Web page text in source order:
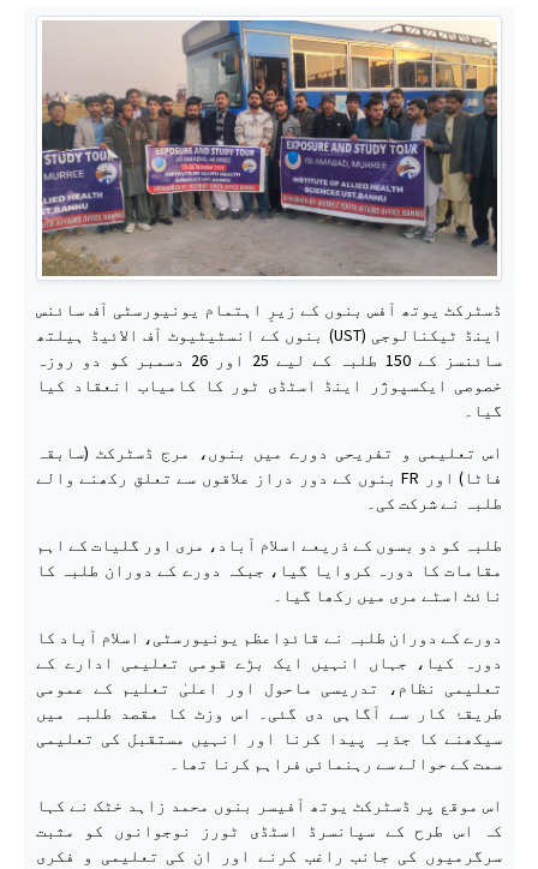
ڈسٹرکٹ یوتھ آفس بنوں کے زیرِ اہتمام یونیورسٹی آف سائنس
اینڈ ٹیکنالوجی (UST) بنوں کے انسٹیٹیوٹ آف الائیڈ ہیلتھ
سائنسز کے 150 طلبہ کے لیے 25 اور 26 دسمبر کو دو روزہ
خصوصی ایکسپوژر اینڈ اسٹڈی ٹور کا کامیاب انعقاد کیا
گیا۔
اس تعلیمی و تفریحی دورے میں بنوں، مرج ڈسٹرکٹ (سابقہ
فاٹا) اور FR بنوں کے دور دراز علاقوں سے تعلق رکھنے والے
طلبہ نے شرکت کی۔
طلبہ کو دو بسوں کے ذریعے اسلام آباد، مری اور گلیات کے اہم
مقامات کا دورہ کروایا گیا، جبکہ دورے کے دوران طلبہ کا
نائٹ اسٹے مری میں رکھا گیا۔
دورے کے دوران طلبہ نے قائدِاعظم یونیورسٹی، اسلام آباد کا
دورہ کیا، جہاں انہیں ایک بڑے قومی تعلیمی ادارے کے
تعلیمی نظام، تدریسی ماحول اور اعلیٰ تعلیم کے عمومی
طریقۂ کار سے آگاہی دی گئی۔ اس وزٹ کا مقصد طلبہ میں
سیکھنے کا جذبہ پیدا کرنا اور انہیں مستقبل کی تعلیمی
سمت کے حوالے سے رہنمائی فراہم کرنا تھا۔
اس موقع پر ڈسٹرکٹ یوتھ آفیسر بنوں محمد زاہد خٹک نے کہا
کہ اس طرح کے سپانسرڈ اسٹڈی ٹورز نوجوانوں کو مثبت
سرگرمیوں کی جانب راغب کرنے اور ان کی تعلیمی و فکری